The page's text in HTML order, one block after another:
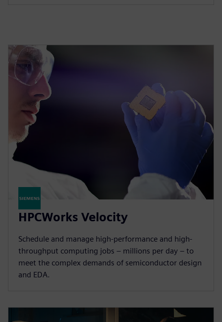
HPCWorks Velocity
Schedule and manage high-performance and high-
throughput computing jobs – millions per day – to
meet the complex demands of semiconductor design
and EDA.